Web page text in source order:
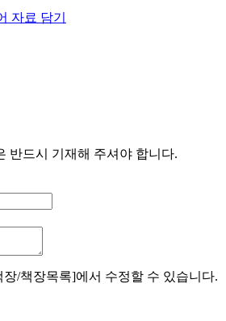
자료 담기
반드시 기재해 주셔야 합니다.
/책장목록]에서 수정할 수 있습니다.